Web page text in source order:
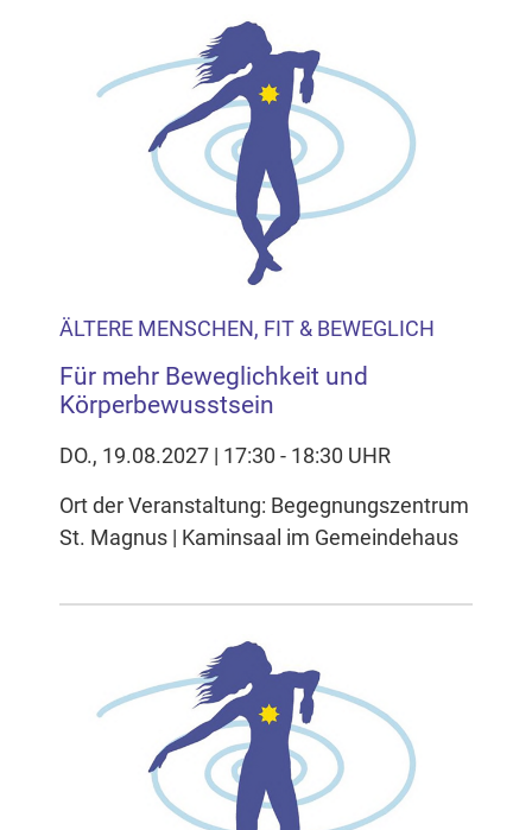
ÄLTERE MENSCHEN, FIT & BEWEGLICH
Für mehr Beweglichkeit und
Körperbewusstsein
DO., 19.08.2027 | 17:30 - 18:30 UHR
Ort der Veranstaltung: Begegnungszentrum
St. Magnus | Kaminsaal im Gemeindehaus